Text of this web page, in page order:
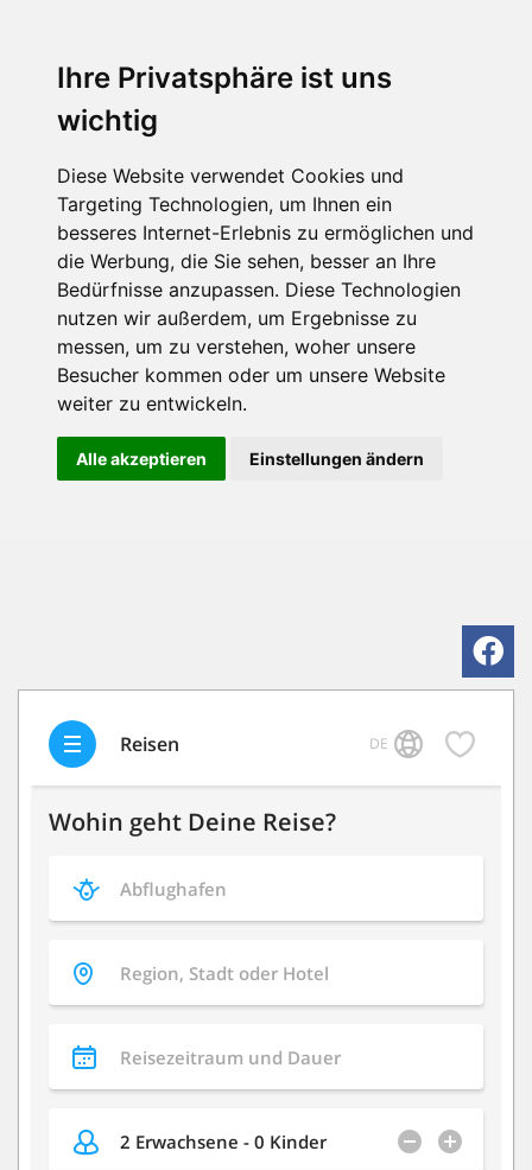
Ihre Privatsphäre ist uns
wichtig
Diese Website verwendet Cookies und
Targeting Technologien, um Ihnen ein
besseres Internet-Erlebnis zu ermöglichen und
die Werbung, die Sie sehen, besser an Ihre
Bedürfnisse anzupassen. Diese Technologien
nutzen wir außerdem, um Ergebnisse zu
messen, um zu verstehen, woher unsere
Besucher kommen oder um unsere Website
weiter zu entwickeln.
Alle akzeptieren Einstellungen ändern